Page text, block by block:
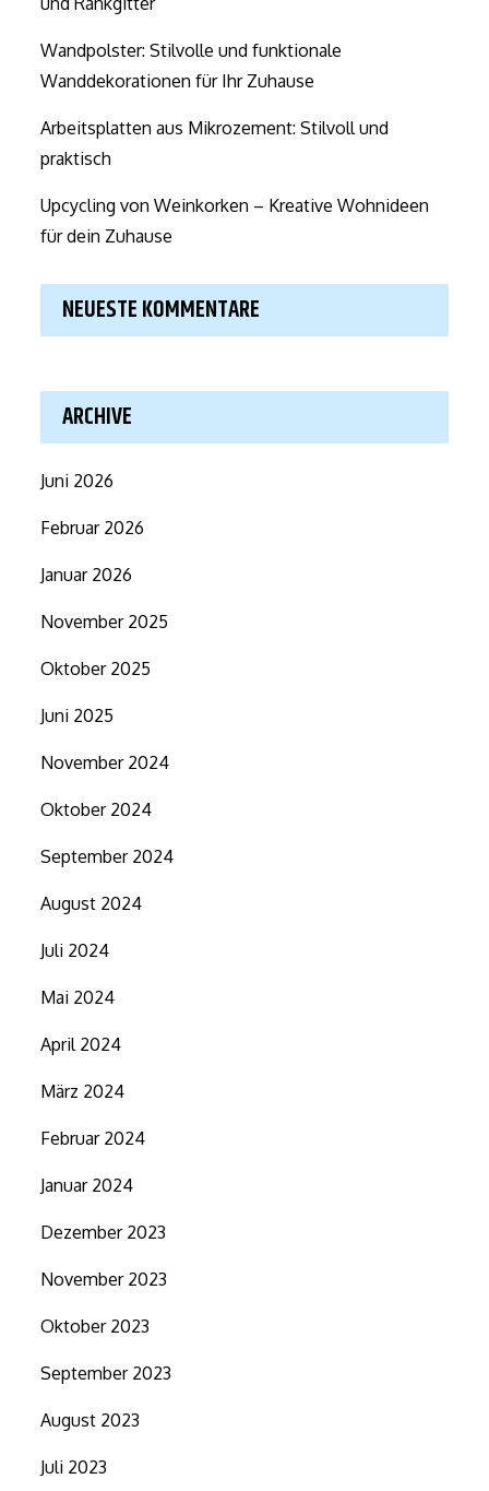
Wandpolster: Stilvolle und funktionale
Wanddekorationen für Ihr Zuhause
Arbeitsplatten aus Mikrozement: Stilvoll und
praktisch
Upcycling von Weinkorken – Kreative Wohnideen
für dein Zuhause
NEUESTE KOMMENTARE
ARCHIVE
Juni 2026
Februar 2026
Januar 2026
November 2025
Oktober 2025
Juni 2025
November 2024
Oktober 2024
September 2024
August 2024
Juli 2024
Mai 2024
April 2024
März 2024
Februar 2024
Januar 2024
Dezember 2023
November 2023
Oktober 2023
September 2023
August 2023
Juli 2023